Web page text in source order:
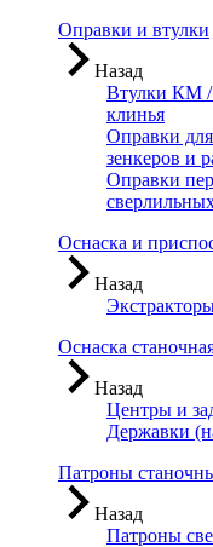
Оправки и втулки
Назад
Втулки КМ
клинья
Оправки
зенкеров и
Оправки
Оснаска и
Назад
Оснаска
Назад
Центры и
Державки
Патроны
Назад
Патроны